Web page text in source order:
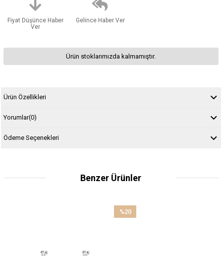
Fiyat Düşünce Haber
Ver
Gelince Haber Ver
Ürün stoklarımızda kalmamıştır.
Ürün Özellikleri
Yorumlar(0)
Ödeme Seçenekleri
Benzer Ürünler
%20